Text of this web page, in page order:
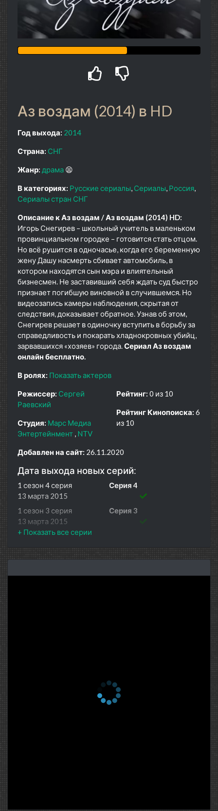
Аз воздам (2014) в HD
Год выхода: 2014
Страна: СНГ
Жанр: драма 😫
В категориях: Русские сериалы Сериалы Россия
Сериалы стран СНГ
Описание к Аз воздам / Аз воздам (2014) HD:
Игорь Снегирев – школьный учитель в маленьком
провинциальном городке – готовится стать отцом.
Но всё рушится в одночасье, когда его беременную
жену Дашу насмерть сбивает автомобиль, в
котором находятся сын мэра и влиятельный
бизнесмен. Не заставивший себя ждать суд быстро
признает погибшую виновной в случившемся. Но
видеозапись камеры наблюдения, скрытая от
следствия, доказывает обратное. Узнав об этом,
Снегирев решает в одиночку вступить в борьбу за
справедливость и покарать хладнокровных убийц,
зарвавшихся «хозяев» города.Сериал Аз воздам
онлайн бесплатно.
В ролях: Показать актеров
Режиссер: Сергей
Раевский
Студия: Марс Медиа
Энтертейнмент NTV
Рейтинг: 0 из 10
Рейтинг Кинопоиска: 6
из 10
Добавлен на сайт: 26.11.2020
Дата выхода новых серий:
1 сезон 4 серия
Серия 4
13 марта 2015
1 сезон 3 серия
Серия 3
13 марта 2015
1 сезон 2 серия
13 марта 2015
1 сезон 1 серия
Серия 1